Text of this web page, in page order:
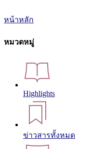
หน้าหลัก
หมวดหมู่
Highlights
ข่าวสารทั้งหมด